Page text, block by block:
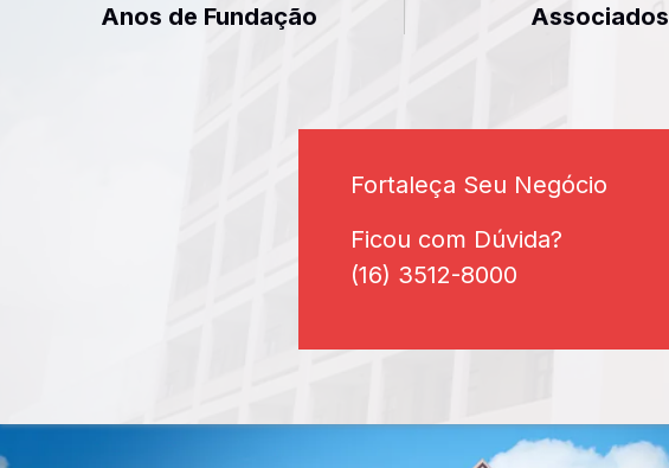
Anos de Fundação Associados
Fortaleça Seu Negócio
Ficou com Dúvida?
(16) 3512-8000